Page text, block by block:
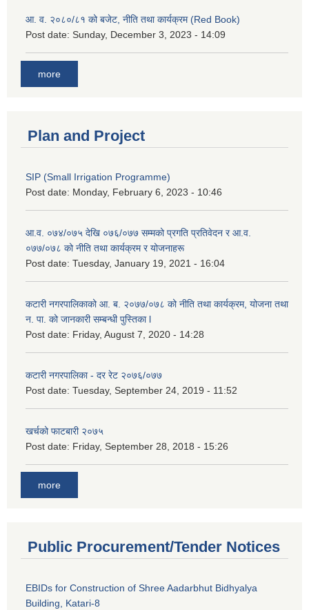
आ. व. २०८०/८१ को बजेट, नीति तथा कार्यक्रम (Red Book)
Post date: Sunday, December 3, 2023 - 14:09
more
Plan and Project
SIP (Small Irrigation Programme)
Post date: Monday, February 6, 2023 - 10:46
आ.व. ०७४/०७५ देखि ०७६/०७७ सम्मको प्रगति प्रतिवेदन र आ.व.
०७७/०७८ को नीति तथा कार्यक्रम र योजनाहरू
Post date: Tuesday, January 19, 2021 - 16:04
कटारी नगरपालिकाको आ. ब. २०७७/०७८ को नीति तथा कार्यक्रम, योजना तथा
न. पा. को जानकारी सम्बन्धी पुस्तिका l
Post date: Friday, August 7, 2020 - 14:28
कटारी नगरपालिका - दर रेट २०७६/०७७
Post date: Tuesday, September 24, 2019 - 11:52
खर्चको फाटबारी २०७५
Post date: Friday, September 28, 2018 - 15:26
more
Public Procurement/Tender Notices
EBIDs for Construction of Shree Aadarbhut Bidhyalya
Building, Katari-8